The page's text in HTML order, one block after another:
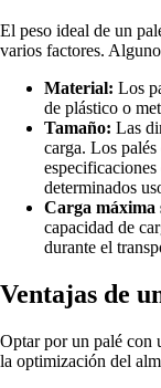
El peso ideal de un
varios factores.
Material: Los
de plástico o
Tamaño: Las
carga. Los
especificaciones
determinados
Carga máxima
capacidad de
durante el
Ventajas de
Optar por un palé con
la optimización del